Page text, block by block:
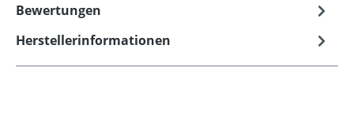
Bewertungen
Herstellerinformationen